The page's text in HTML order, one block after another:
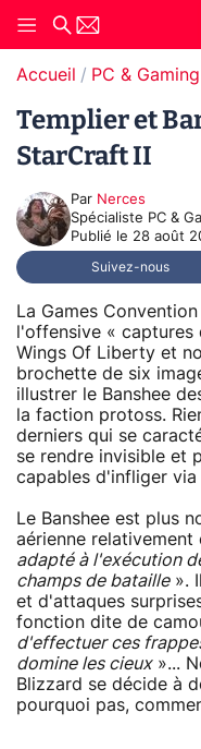
Accueil PC & Gaming
Templier et
StarCraft II
Par Nerces
Spécialiste PC &
Publié le 28 août
Suivez-nous
La Games
l'offensive «
Wings Of Liberty et
brochette de six
illustrer le Banshee
la faction protoss.
derniers qui se
se rendre invisible et
capables d'infliger via
Le Banshee est plus
aérienne relativement
adapté à l'exécution
champs de bataille».
et d'attaques
fonction dite de
d'effectuer ces
domine les cieux»...
Blizzard se décide à
pourquoi pas,